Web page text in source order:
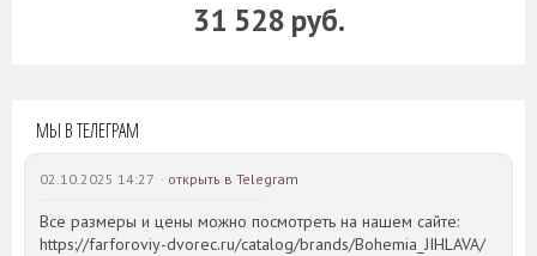
31 528 руб.
МЫ В ТЕЛЕГРАМ
02.10.2025 14:27 · открыть в Telegram
Все размеры и цены можно посмотреть на нашем сайте:
https://farforoviy-dvorec.ru/catalog/brands/Bohemia_JIHLAVA/